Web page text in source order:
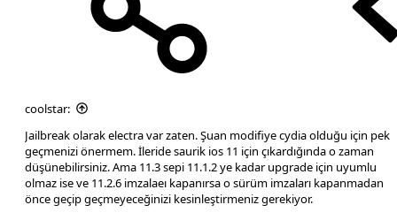
coolstar:
Jailbreak olarak electra var zaten. Şuan modifiye cydia olduğu için pek
geçmenizi önermem. İleride saurik ios 11 için çıkardığında o zaman
düşünebilirsiniz. Ama 11.3 sepi 11.1.2 ye kadar upgrade için uyumlu
olmaz ise ve 11.2.6 imzalaeı kapanırsa o sürüm imzaları kapanmadan
önce geçip geçmeyeceğinizi kesinleştirmeniz gerekiyor.